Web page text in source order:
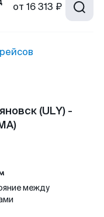
от 16 313 ₽
(ULY) -
между